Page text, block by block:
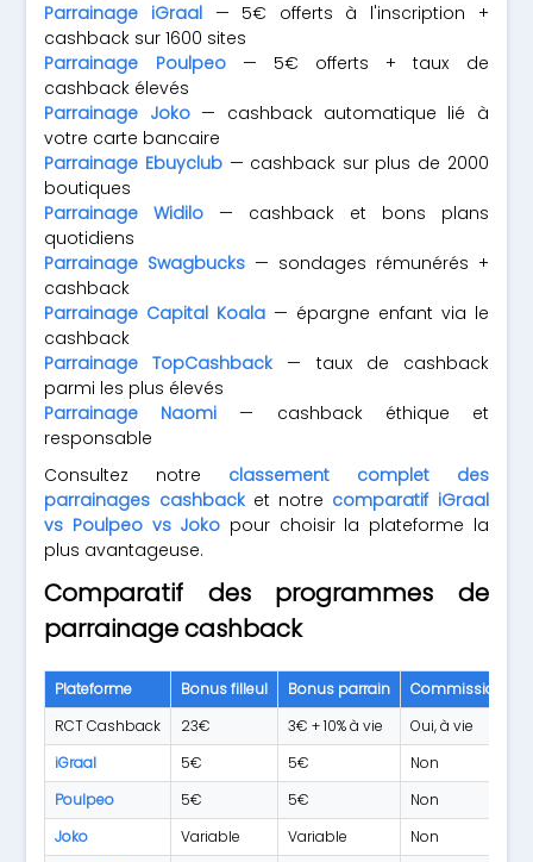
Parrainage iGraal — 5€ offerts à l'inscription +
cashback sur 1600 sites
Parrainage Poulpeo— 5€ offerts + taux de
cashback élevés
Parrainage Joko— cashback automatique lié à
votre carte bancaire
Parrainage Ebuyclub — cashback sur plus de 2000
boutiques
Parrainage Widilo — cashback et bons plans
quotidiens
Parrainage Swagbucks — sondages rémunérés +
cashback
Parrainage Capital Koala — épargne enfant via le
cashback
Parrainage TopCashback — taux de cashback
parmi les plus élevés
Parrainage Naomi — cashback éthique et
responsable
Consultez notre classement complet des
parrainages cashbacket notre comparatif iGraal
vs Poulpeo vs Joko pour choisir la plateforme la
plus avantageuse.
Comparatif des programmes de
parrainage cashback
Plateforme Bonus filleul Bonus parrain
Commission
RCT Cashback
23€ 3€ + 10% à vie
Oui, à vie
iGraal
5€ 5€
Non
Poulpeo
5€ 5€
Non
Joko
Variable Variable
Non